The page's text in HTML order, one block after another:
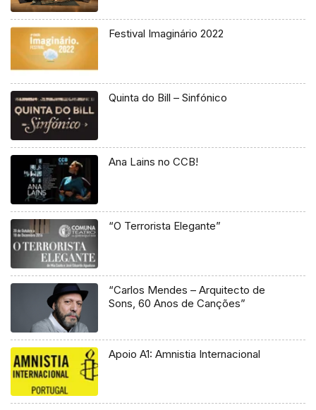
Festival Imaginário 2022
Quinta do Bill – Sinfónico
Ana Lains no CCB!
“O Terrorista Elegante”
“Carlos Mendes – Arquitecto de
Sons, 60 Anos de Canções”
Apoio A1: Amnistia Internacional